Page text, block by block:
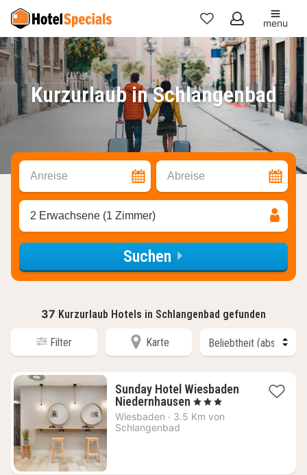
Meine
Favoriten
menu
Kurzurlaub in Schlangenbad
Anreise Abreise
2 Erwachsene (1 Zimmer)
Suchen
37 Kurzurlaub Hotels in Schlangenbad gefunden
Filter Karte
Sunday Hotel Wiesbaden
Niedernhausen 2
Nächte
, 3 Sterne
Wiesbaden · 3.5 Km von
Schlangenbad